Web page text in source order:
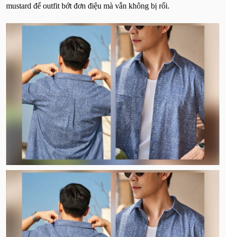
mustard để outfit bớt đơn điệu mà vẫn không bị rối.